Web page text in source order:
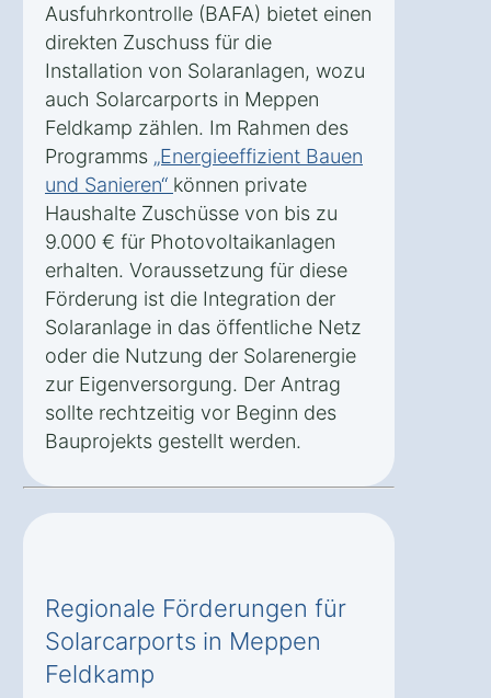
Ausfuhrkontrolle (BAFA) bietet einen
direkten Zuschuss für die
Installation von Solaranlagen, wozu
auch Solarcarports in Meppen
Feldkamp zählen. Im Rahmen des
Programms „Energieeffizient Bauen
und Sanieren“ können private
Haushalte Zuschüsse von bis zu
9.000 € für Photovoltaikanlagen
erhalten. Voraussetzung für diese
Förderung ist die Integration der
Solaranlage in das öffentliche Netz
oder die Nutzung der Solarenergie
zur Eigenversorgung. Der Antrag
sollte rechtzeitig vor Beginn des
Bauprojekts gestellt werden.
Regionale Förderungen für
Solarcarports in Meppen
Feldkamp